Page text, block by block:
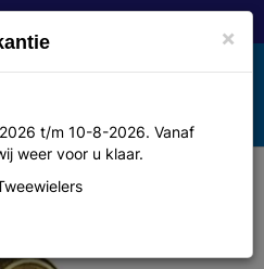
15
×
t/m 10-8-2026. Vanaf
weer voor u klaar.